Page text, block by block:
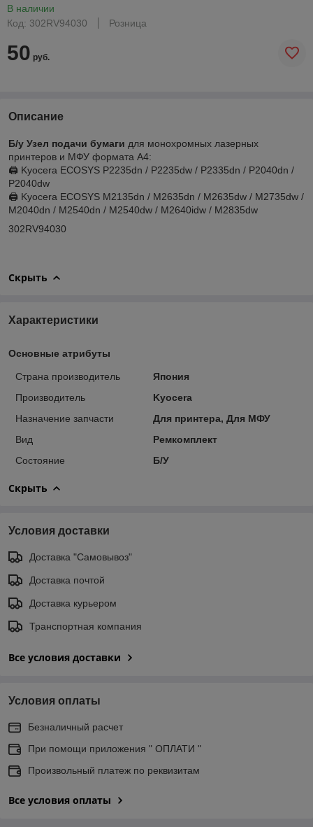
В наличии
Код: 302RV94030
Розница
50 руб.
Описание
Б/у Узел подачи бумаги для монохромных лазерных
принтеров и МФУ формата А4:
🖨 Kyocera ECOSYS P2235dn / P2235dw / P2335dn / P2040dn /
P2040dw
🖨 Kyocera ECOSYS M2135dn / M2635dn / M2635dw / M2735dw /
M2040dn / M2540dn / M2540dw / M2640idw / M2835dw
302RV94030
Скрыть
Характеристики
Основные атрибуты
Страна производитель
Япония
Производитель
Kyocera
Назначение запчасти
Для принтера, Для МФУ
Вид
Ремкомплект
Состояние
Б/У
Скрыть
Условия доставки
Доставка "Самовывоз"
Доставка почтой
Доставка курьером
Транспортная компания
Все условия доставки
Условия оплаты
Безналичный расчет
При помощи приложения " ОПЛАТИ "
Произвольный платеж по реквизитам
Все условия оплаты